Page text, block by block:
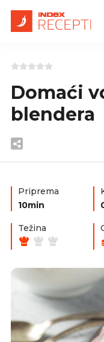
Domaći
blendera
Priprema
10min
Težina